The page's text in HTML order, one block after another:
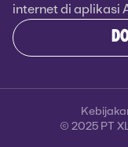
internet di aplikasi
© 2025 PT